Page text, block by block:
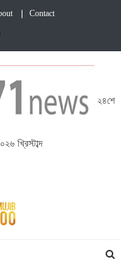
Contact
২৪শে
খ্রিস্টাব্দ